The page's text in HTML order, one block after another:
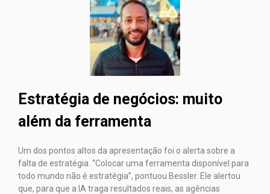
Estratégia de negócios: muito
além da ferramenta
Um dos pontos altos da apresentação foi o alerta sobre a
falta de estratégia. “Colocar uma ferramenta disponível para
todo mundo não é estratégia”, pontuou Bessler. Ele alertou
que, para que a IA traga resultados reais, as agências